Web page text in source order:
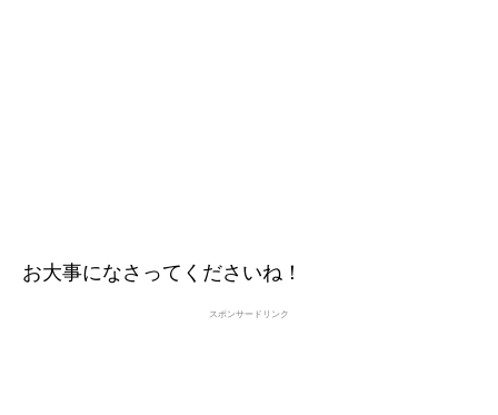
お大事になさってくださいね！
スポンサードリンク